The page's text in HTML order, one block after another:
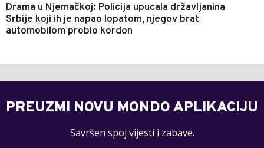
Drama u Njemačkoj: Policija upucala državljanina
Srbije koji ih je napao lopatom, njegov brat
automobilom probio kordon
PREUZMI NOVU MONDO APLIKACIJU
Savršen spoj vijesti i zabave.